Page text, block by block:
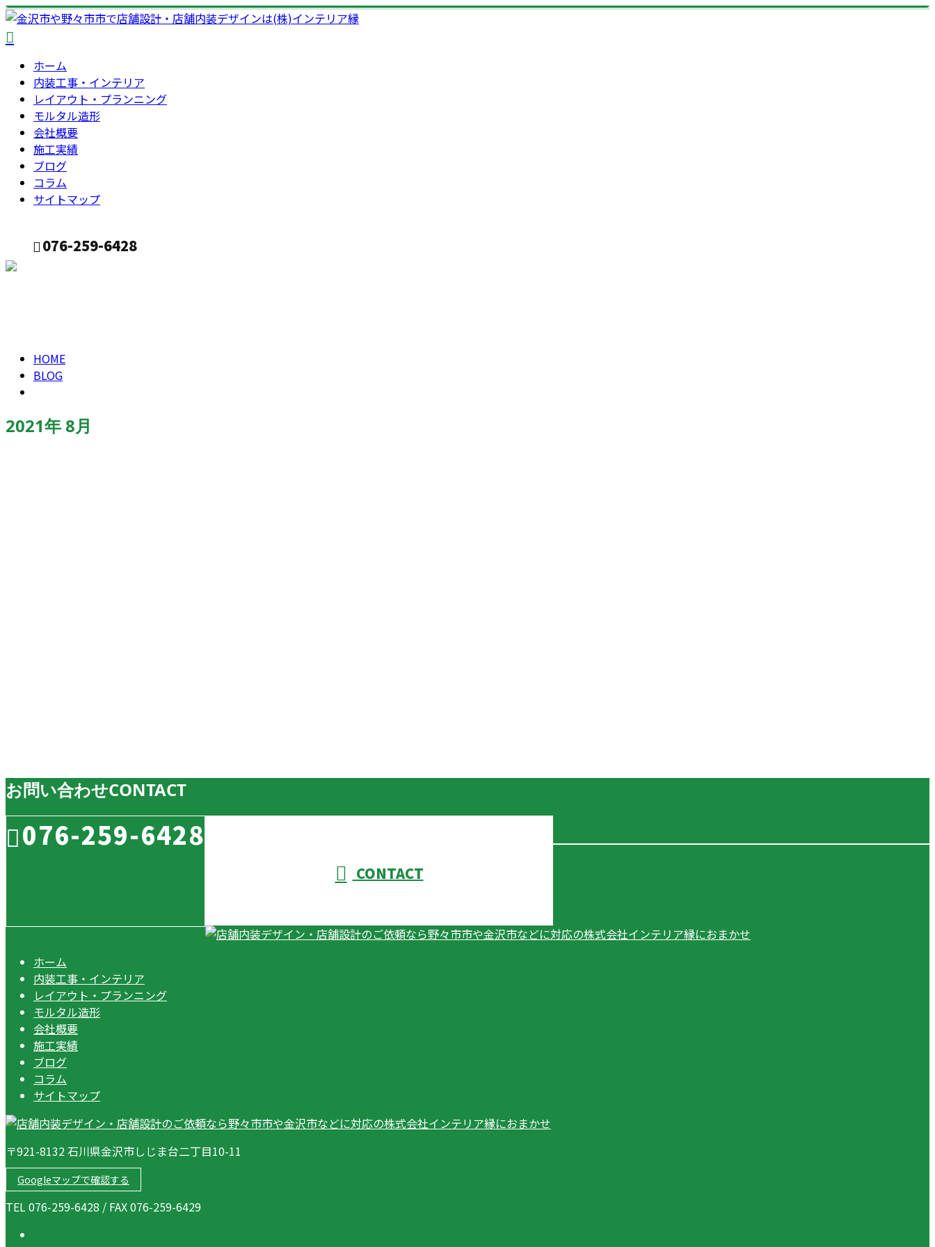
ホーム
内装工事・インテリア
レイアウト・プランニング
モルタル造形
会社概要
施工実績
ブログ
コラム
サイトマップ
076-259-6428
HOME
BLOG
2021年 8月
お問い合わせCONTACT
076-259-6428
CONTACT
ホーム
内装工事・インテリア
レイアウト・プランニング
モルタル造形
会社概要
施工実績
ブログ
コラム
サイトマップ
〒921-8132 石川県金沢市しじま台二丁目10-11
Googleマップで確認する
TEL 076-259-6428 / FAX 076-259-6429